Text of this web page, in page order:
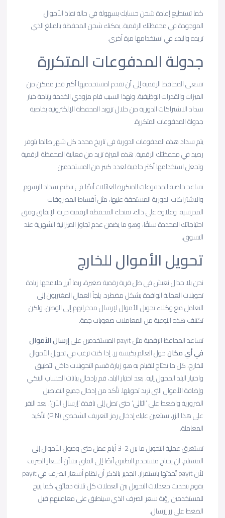
كما تستطيع إعادة شحن حسابك بسهولة في حالة نفاذ الأموال
الموجودة في محفظتك الرقمية. يمكنك شحن المحفظة بالمبلغ الذي
تريده والبدء في استخدامها مرة أخرى.
جدولة المدفوعات المتكررة
تسعى المحافظ الرقمية إلى أن تقدم لمستخدميها أكبر قدر ممكن من
الميزات والقدرات الوظيفية. ولهذا السبب قام مزودي الخدمة بإتاحة خيار
سداد الاشتراكات الدورية من خلال تزويد المحفظة الإلكترونية بخاصية
جدولة المدفوعات المتكررة.
يتم سداد هذه المدفوعات الدورية في تاريخ محدد كل شهر طالما يتوفر
رصيد في محفظتك الرقمية. هذه الميزة تزيد من فعالية المحفظة الرقمية
وتجعل استخدامها أكثر جاذبية لعدد كبير من المستخدمين.
تساعد خاصية المدفوعات المتكررة العائلات أيضًا في تنظيم سداد الرسوم
والاشتراكات الدورية المستحقة عليها، مثل أقساط المصروفات
المدرسية. وعلاوة على ذلك، تمنحك المحفظة الرقمية حرية الإنفاق وفق
احتياجاتك المحددة سلفًا، وهو ما يضمن عدم تجاوز الميزانية الشهرية عند
التسوق.
تحويل الأموال للخارج
نحن بلا جدال نعيش في ظل قرية رقمية صغيرة، ربما أبرز ملامحها زيادة
تحويلات العمالة الوافدة بشكل مضطرد. يلجأ العمال المغتربون إلى
التعامل مع وكلاء تحويل الأموال لإرسال مدخراتهم إلى الوطن، ولكن
تكتنف هذه النوعية من المعاملات صعوبات جمة.
تساعد المحافظ الرقمية مثل payit المستخدمين على
إرسال الأموال
في أي مكانحول العالم بكبسة زر. إذا كنت ترغب في تحويل الأموال
للخارج، كل ما تحتاج للقيام به هو زيارة قسم التحويلات داخل التطبيق
واختيار البلد المحول إليه. بعد اختيار البلد، قم بإدخال بيانات الحساب البنكي
وإضافة الأموال التي تريد تحويلها. تأكد من إدخال جميع التفاصيل
الضرورية واضغط على ’التالي‘ حتى تصل إلى نافذة ’إرسال الآن‘. بعد النقر
على هذا الزر، سيتعين عليك إدخال رمز التعريف الشخصي (PIN) لتأكيد
المعاملة.
تستغرق عملية التحويل ما بين 2-3 أيام عمل حتى وصول الأموال إلى
المستلم. لن يحتاج مستخدم التطبيق أيضًا إلى القلق بشأن أسعار الصرف
لأن payit تُحدثها باستمرار. الجدير بالذكر أن نظام أسعار الصرف في payit
يقوم بتحديث معدلات التحويل بين العملات كل ثلاثة دقائق، كما يتيح
للمستخدمين رؤية سعر الصرف الذي سينطبق على معاملتهم قبل
الضغط على زر إرسال.